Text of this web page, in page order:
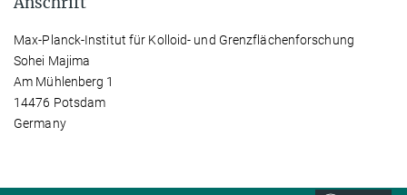
Max-Planck-Institut für Kolloid- und Grenzflächenforschung
Sohei Majima
Am Mühlenberg 1
14476 Potsdam
Germany